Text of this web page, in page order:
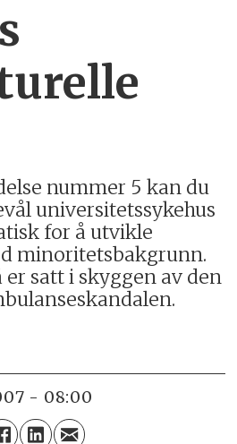
nummer 5 kan du
universitetssykehus
for å utvikle
minoritetsbakgrunn.
satt i skyggen av den
- 08:00